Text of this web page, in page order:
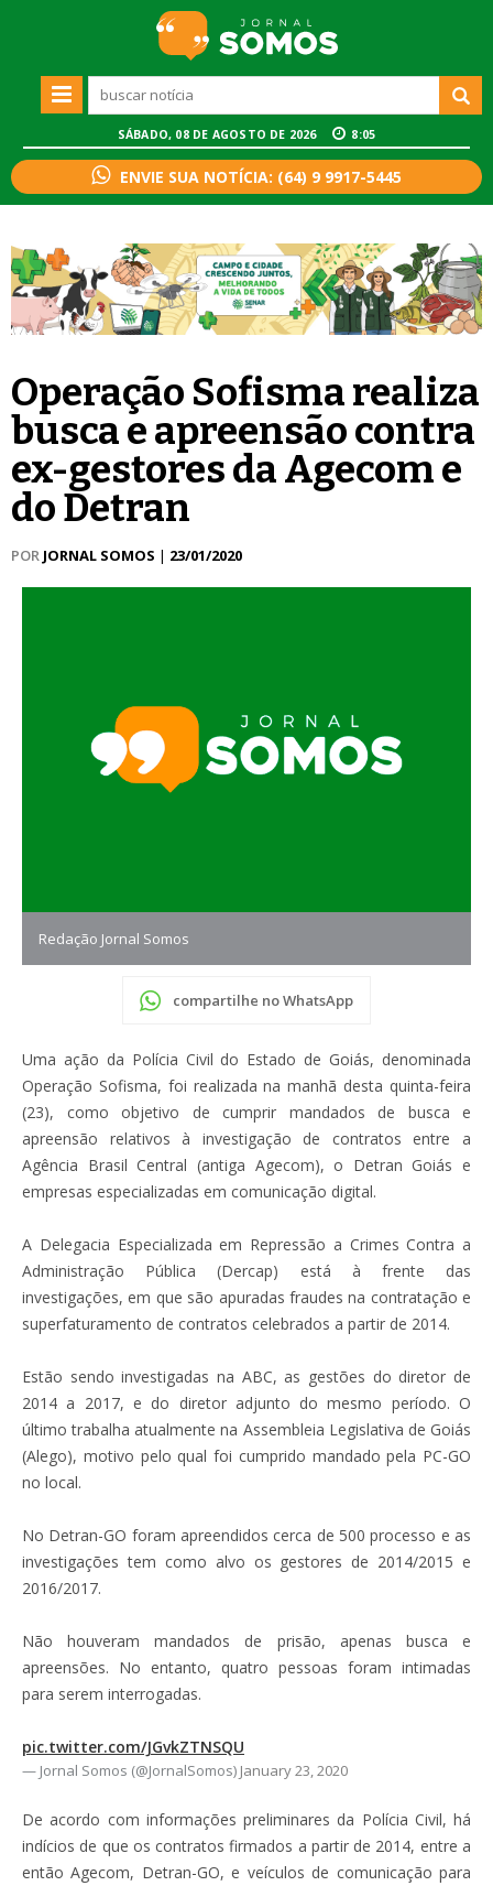
SÁBADO, 08 DE AGOSTO DE 2026 8:05
ENVIE SUA NOTÍCIA: (64) 9 9917-5445
Operação Sofisma realiza
busca e apreensão contra
ex-gestores da Agecom e
do Detran
POR JORNAL SOMOS | 23/01/2020
Redação Jornal Somos
compartilhe no WhatsApp
Uma ação da Polícia Civil do Estado de Goiás, denominada
Operação Sofisma, foi realizada na manhã desta quinta-feira
(23), como objetivo de cumprir mandados de busca e
apreensão relativos à investigação de contratos entre a
Agência Brasil Central (antiga Agecom), o Detran Goiás e
empresas especializadas em comunicação digital.
A Delegacia Especializada em Repressão a Crimes Contra a
Administração Pública (Dercap) está à frente das
investigações, em que são apuradas fraudes na contratação e
superfaturamento de contratos celebrados a partir de 2014.
Estão sendo investigadas na ABC, as gestões do diretor de
2014 a 2017, e do diretor adjunto do mesmo período. O
último trabalha atualmente na Assembleia Legislativa de Goiás
(Alego), motivo pelo qual foi cumprido mandado pela PC-GO
no local.
No Detran-GO foram apreendidos cerca de 500 processo e as
investigações tem como alvo os gestores de 2014/2015 e
2016/2017.
Não houveram mandados de prisão, apenas busca e
apreensões. No entanto, quatro pessoas foram intimadas
para serem interrogadas.
pic.twitter.com/JGvkZTNSQU
— Jornal Somos (@JornalSomos) January 23, 2020
De acordo com informações preliminares da Polícia Civil, há
indícios de que os contratos firmados a partir de 2014, entre a
então Agecom, Detran-GO, e veículos de comunicação para